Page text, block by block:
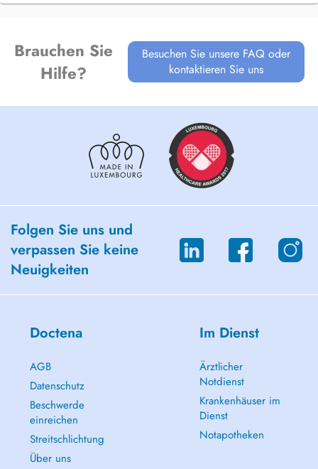
SEOP : Sociedad Española de OdontoPediatría
IAPD : International Association of Paediatric Dentistry
Brauchen Sie
Hilfe?
Besuchen Sie unsere FAQ oder
kontaktieren Sie uns
Folgen Sie uns und
verpassen Sie keine
Neuigkeiten
Doctena
AGB
Datenschutz
Beschwerde
einreichen
Streitschlichtung
Über uns
Im Dienst
Ärztlicher
Notdienst
Krankenhäuser im
Dienst
Notapotheken